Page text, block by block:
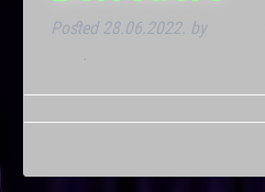
Posted 28.06.2022. by
.